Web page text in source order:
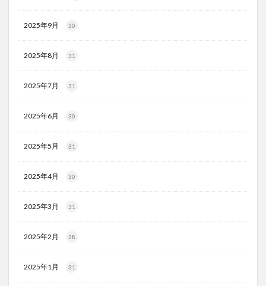
2025年9月 30
2025年8月 31
2025年7月 31
2025年6月 30
2025年5月 31
2025年4月 30
2025年3月 31
2025年2月 28
2025年1月 31